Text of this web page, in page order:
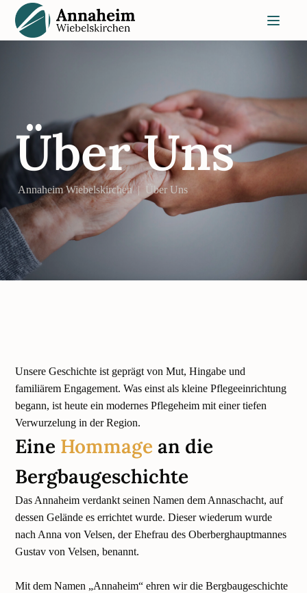
Über Uns
Annaheim Wiebelskirchen | Über Uns
Unsere Geschichte ist geprägt von Mut, Hingabe und
familiärem Engagement. Was einst als kleine Pflegeeinrichtung
begann, ist heute ein modernes Pflegeheim mit einer tiefen
Verwurzelung in der Region.
Eine Hommage an die
Bergbaugeschichte
Das Annaheim verdankt seinen Namen dem Annaschacht, auf
dessen Gelände es errichtet wurde. Dieser wiederum wurde
nach Anna von Velsen, der Ehefrau des Oberberghauptmannes
Gustav von Velsen, benannt.
Mit dem Namen „Annaheim“ ehren wir die Bergbaugeschichte